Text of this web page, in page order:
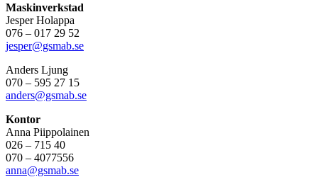
Maskinverkstad
Jesper Holappa
076 – 017 29 52
jesper@gsmab.se
Anders Ljung
070 – 595 27 15
anders@gsmab.se
Kontor
Anna Piippolainen
026 – 715 40
070 – 4077556
anna@gsmab.se